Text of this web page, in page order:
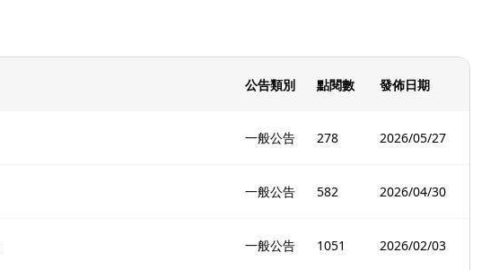
公告類別 點閱數 發佈日期
一般公告 278 2026/05/27
一般公告 582 2026/04/30
一般公告 1051 2026/02/03